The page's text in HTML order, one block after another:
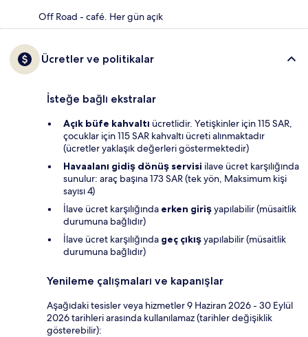
Off Road - café. Her gün açık
Ücretler ve politikalar
İsteğe bağlı ekstralar
Açık büfe kahvaltı ücretlidir. Yetişkinler için 115 SAR,
çocuklar için 115 SAR kahvaltı ücreti alınmaktadır
(ücretler yaklaşık değerleri göstermektedir)
Havaalanı gidiş dönüş servisi ilave ücret karşılığında
sunulur: araç başına 173 SAR (tek yön, Maksimum kişi
sayısı 4)
İlave ücret karşılığında erken girişyapılabilir (müsaitlik
durumuna bağlıdır)
İlave ücret karşılığında geç çıkışyapılabilir (müsaitlik
durumuna bağlıdır)
Yenileme çalışmaları ve kapanışlar
Aşağıdaki tesisler veya hizmetler 9 Haziran 2026 - 30 Eylül
2026 tarihleri arasında kullanılamaz (tarihler değişiklik
gösterebilir):